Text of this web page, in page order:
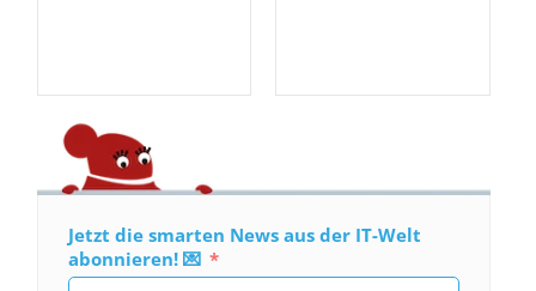
Jetzt die smarten News aus der IT-Welt
abonnieren! 💌